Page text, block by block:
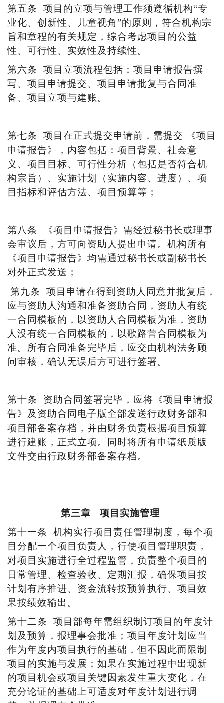
第五条 项目的立项与管理工作须遵循机构“专
业化、创新性、儿童视角”的原则，符合机构宗
旨和章程的有关规定，综合考虑项目的公益
性、可行性、实效性及持续性。
第六条
项目立项流程包括：项目申请报告撰
写、项目申请提交、项目申请批复与合同准
备、项目立项与建账。
第七条 项目在正式提交申请前，需提交
《项目
申请报告》，内容包括：项目背景、社会意
义、项目目标、可行性分析（包括是否符合机
构宗旨）、实施计划（实施内容、进度）、项
目指标和评估方法、项目预算等；
第八条
《项目申请报告》需经过秘书长或理事
会审议后，方可向资助人提出申请。机构所有
《项目申请报告》均需通过秘书长或副秘书长
对外正式发送；
第九条
项目申请在得到资助人同意并批复后，
应与资助人沟通和准备资助合同，资助人有统
一合同模板的，以资助人合同模板为准，资助
人没有统一合同模板的，以歌路营合同模板为
准。所有合同准备完毕后，应交由机构法务顾
问审核，确认无误后方可进行签署。
第十条
资助合同签署完毕，应将《项目申请报
告》及资助合同电子版全部发送行政财务部和
项目部备案存档，并由财务负责根据项目预算
进行建账，正式立项。同时将所有申请纸质版
文件交由行政财务部备案存档。
第三章
项目实施管理
第十一条
机构实行项目责任管理制度，每个项
目分配一个项目负责人，行使项目管理职责，
对项目实施进行全过程监管，负责整个项目的
日常管理、检查验收、定期汇报，确保项目按
计划有序推进、资金流转按预算执行、项目效
果按绩效输出。
第十二条
项目部每年需组织制订项目的年度计
划及预算，报理事会批准；项目年度计划应当
作为年度内项目执行的基础，但不因此而限制
项目的实施与发展；如果在实施过程中出现新
的项目机会或项目关键因素发生重大变化，在
充分论证的基础上可适度对年度计划进行调